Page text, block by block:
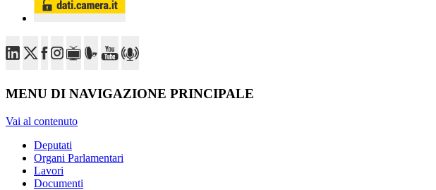
MENU DI NAVIGAZIONE PRINCIPALE
Vai al contenuto
Deputati
Organi Parlamentari
Lavori
Documenti